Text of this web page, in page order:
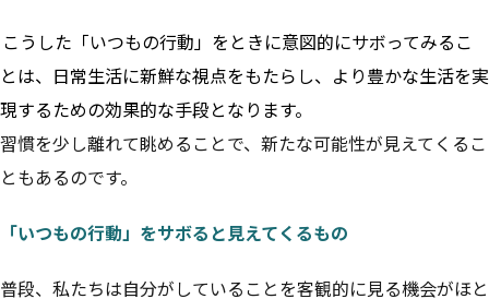
こうした「いつもの行動」をときに意図的にサボってみるこ
とは、日常生活に新鮮な視点をもたらし、より豊かな生活を実
現するための効果的な手段となります。
習慣を少し離れて眺めることで、新たな可能性が見えてくるこ
ともあるのです。
「いつもの行動」をサボると見えてくるもの
普段、私たちは自分がしていることを客観的に見る機会がほと